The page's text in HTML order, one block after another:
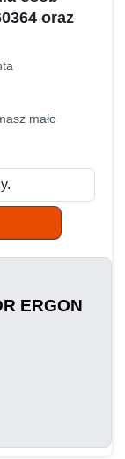
oraz
mało
ERGON